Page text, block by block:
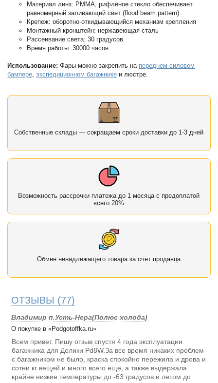
Материал линз: PMMA, рифлёное стекло обеспечивает
равномерный заливающий свет (flood beam pattern).
Крепеж: оборотно-откидывающийся механизм крепления
Монтажный кронштейн: нержавеющая сталь
Рассеивание света: 30 градусов
Время работы: 30000 часов
Использование: Фары можно закрепить на переднем силовом
бампере,экспедиционном багажнике и люстре.
Собственные склады — сокращаем сроки доставки до 1-3 дней
Возможность рассрочки платежа до 1 месяца с предоплатой
всего 20%
Обмен ненадлежащего товара за счет продавца
ОТЗЫВЫ (77)
Владимир п.Усть-Нера(Полюс холода)
О покупке в «Podgotoffka.ru»
Всем привет. Пишу отзыв спустя 4 года эксплуатации
багажника для Делики Pd8W.За все время никаких проблем
с багажником не было, краска спокойно пережила и дрова и
сотни кг вещей и много всего еще, а также выдержала
крайне низкие температуры до -63 градусов и летом до